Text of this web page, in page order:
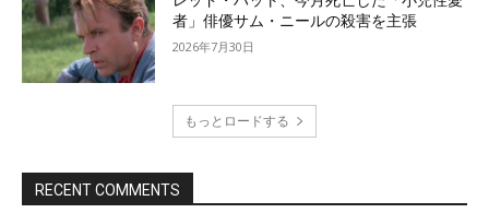
者」俳優サム・ニールの殺害を主張
2026年7月30日
もっとロードする
RECENT COMMENTS